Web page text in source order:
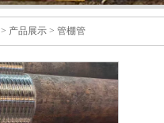
> 产品展示 > 管棚管